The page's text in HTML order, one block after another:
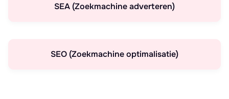
SEA (Zoekmachine adverteren)
SEO (Zoekmachine optimalisatie)